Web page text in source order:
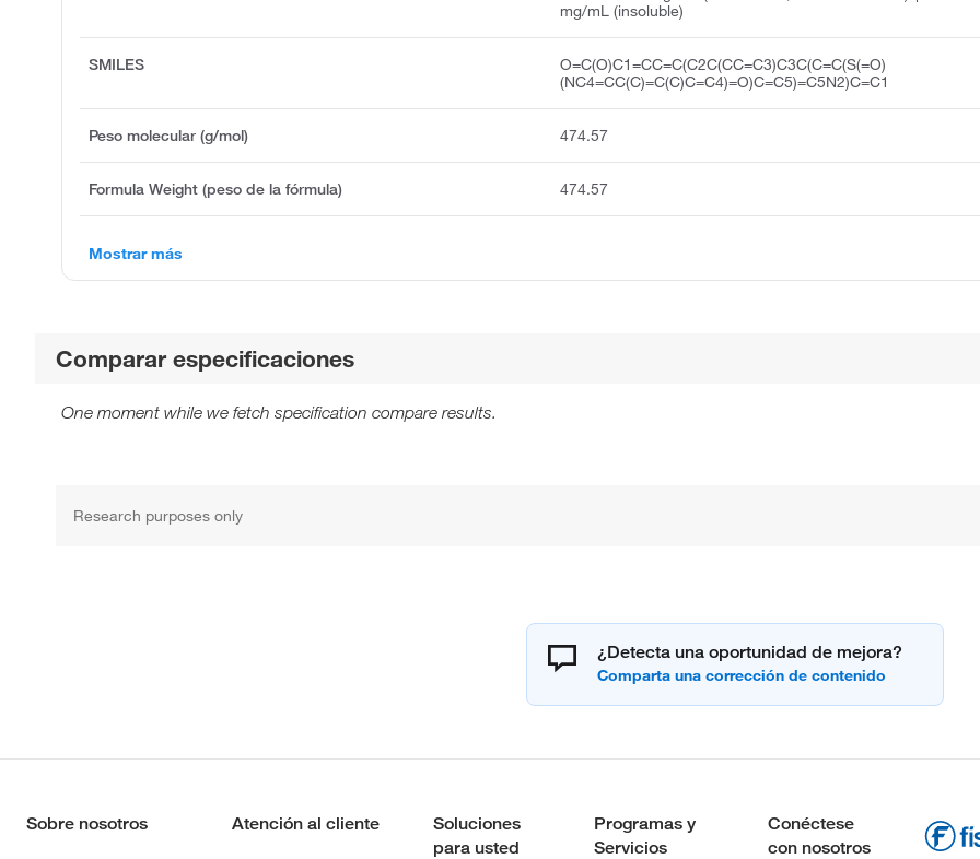
mg/mL (insoluble)
SMILES
O=C(O)C1=CC=C(C2C(CC=C3)C3C(C=C(S(=O)
(NC4=CC(C)=C(C)C=C4)=O)C=C5)=C5N2)C=C1
Peso molecular (g/mol) 474.57
Formula Weight (peso de la fórmula) 474.57
Mostrar más
Comparar especificaciones
One moment while we fetch specification compare results.
Research purposes only
¿Detecta una oportunidad de mejora?
Sobre nosotros Atención al cliente
Soluciones
para usted
Programas y
Servicios
Conéctese
con nosotros